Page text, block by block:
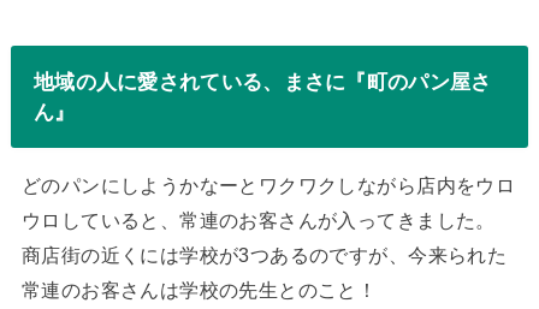
地域の人に愛されている、まさに『町のパン屋さ
ん』
どのパンにしようかなーとワクワクしながら店内をウロ
ウロしていると、常連のお客さんが入ってきました。
商店街の近くには学校が3つあるのですが、今来られた
常連のお客さんは学校の先生とのこと！